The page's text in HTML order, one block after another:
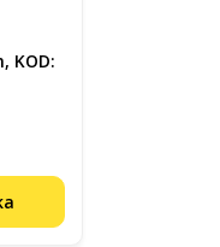
KOD: